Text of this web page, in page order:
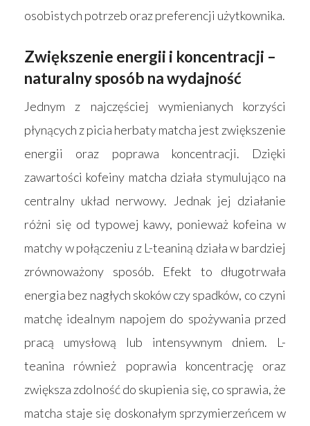
osobistych potrzeb oraz preferencji użytkownika.
Zwiększenie energii i koncentracji –
naturalny sposób na wydajność
Jednym z najczęściej wymienianych korzyści
płynących z picia herbaty matcha jest zwiększenie
energii oraz poprawa koncentracji. Dzięki
zawartości kofeiny matcha działa stymulująco na
centralny układ nerwowy. Jednak jej działanie
różni się od typowej kawy, ponieważ kofeina w
matchy w połączeniu z L-teaniną działa w bardziej
zrównoważony sposób. Efekt to długotrwała
energia bez nagłych skoków czy spadków, co czyni
matchę idealnym napojem do spożywania przed
pracą umysłową lub intensywnym dniem. L-
teanina również poprawia koncentrację oraz
zwiększa zdolność do skupienia się, co sprawia, że
matcha staje się doskonałym sprzymierzeńcem w